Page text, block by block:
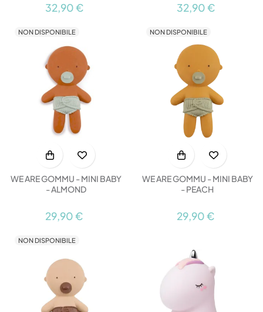
32,90 € 32,90 €
NON DISPONIBILE
WE ARE GOMMU - MINI BABY
- ALMOND
29,90 €
NON DISPONIBILE
WE ARE GOMMU - MINI BABY
- PEACH
29,90 €
NON DISPONIBILE